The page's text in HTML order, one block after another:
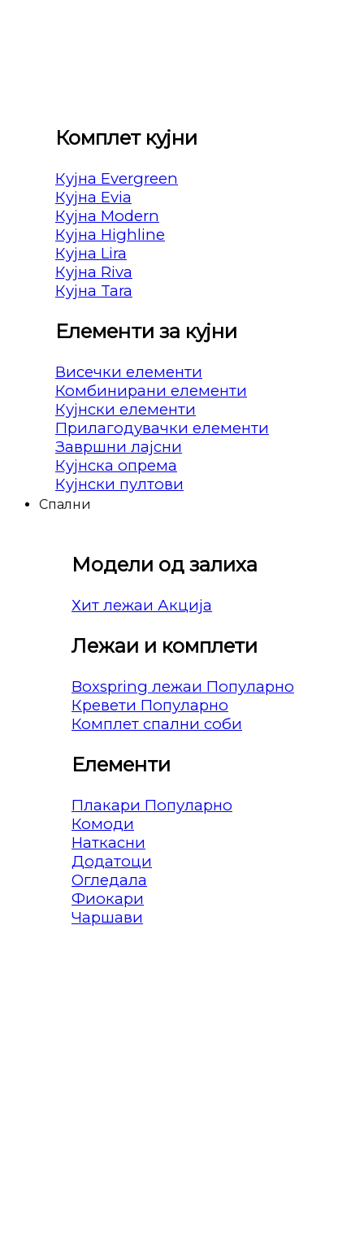
Комплет кујни
Кујна Evergreen
Кујна Evia
Кујна Modern
Кујна Highline
Кујна Lira
Кујна Riva
Кујна Tara
Елементи за кујни
Висечки елементи
Комбинирани елементи
Кујнски елементи
Прилагодувачки елементи
Завршни лајсни
Кујнска опрема
Кујнски пултови
Спални
Модели од залиха
Хит лежаи
Лежаи и комплети
Boxspring лежаи
Кревети
Комплет спални соби
Елементи
Плакари
Комоди
Наткасни
Додатоци
Огледала
Фиокари
Чаршави